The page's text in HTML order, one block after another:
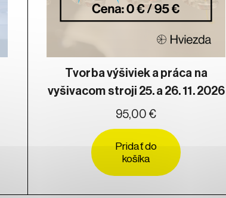
Tvorba výšiviek a práca na
vyšivacom stroji 25. a 26. 11. 2026
95,00 €
Pridať do
košíka